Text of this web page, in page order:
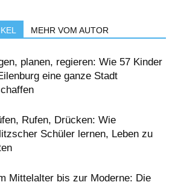
MEHR VOM AUTOR
planen, regieren: Wie 57 Kinder
eine ganze Stadt
Rufen, Drücken: Wie
Schüler lernen, Leben zu
Mittelalter bis zur Moderne: Die